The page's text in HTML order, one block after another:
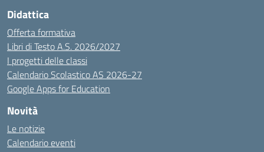
Didattica
Offerta formativa
Libri di Testo A.S. 2026/2027
I progetti delle classi
Calendario Scolastico AS 2026-27
Google Apps for Education
Novità
Le notizie
Calendario eventi